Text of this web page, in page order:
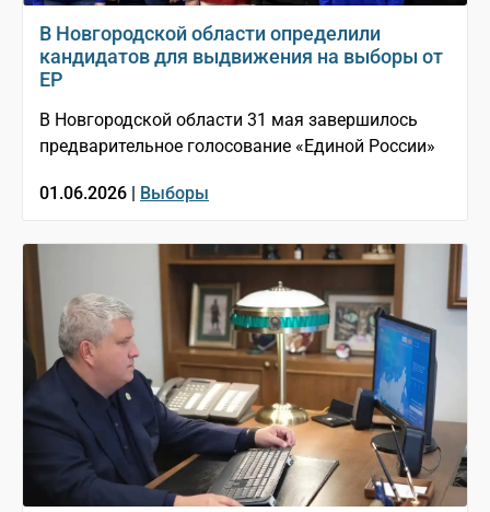
В Новгородской области определили
кандидатов для выдвижения на выборы от
ЕР
В Новгородской области 31 мая завершилось
предварительное голосование «Единой России»
01.06.2026 | Выборы